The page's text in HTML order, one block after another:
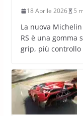
18 Aprile 2026 5
La nuova
RS è una gomma
grip, più controllo